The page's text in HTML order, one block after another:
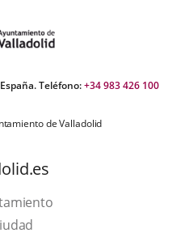
Teléfono:+34 983 426 100
de Valladolid